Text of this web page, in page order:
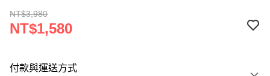
NT$3,980
NT$1,580
付款與運送方式